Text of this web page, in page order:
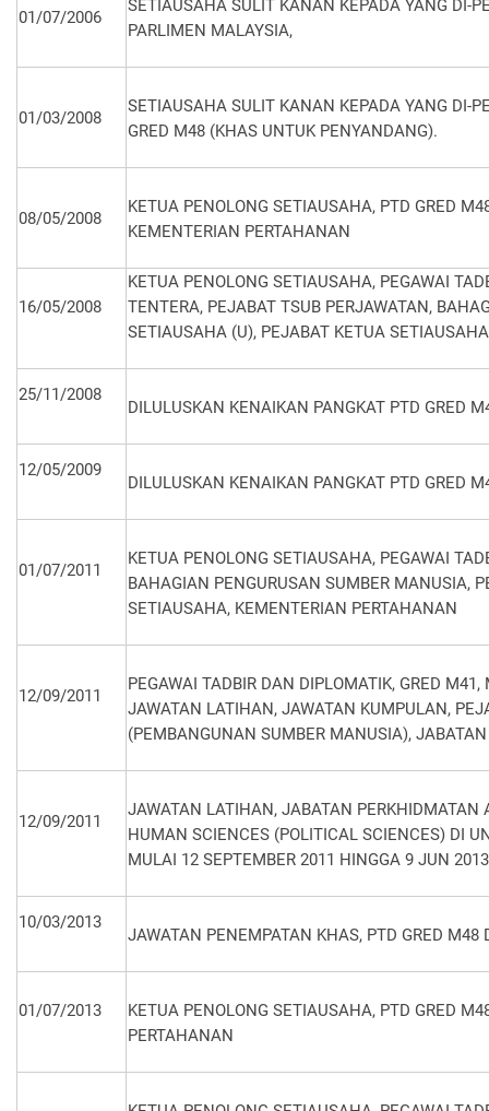
01/07/2006
SETIAUSAHA SULIT KANAN KEPADA YANG DI-
PARLIMEN MALAYSIA,
01/03/2008
SETIAUSAHA SULIT KANAN KEPADA YANG DI-
GRED M48 (KHAS UNTUK PENYANDANG).
08/05/2008
KETUA PENOLONG SETIAUSAHA, PTD GRED
KEMENTERIAN PERTAHANAN
16/05/2008
KETUA PENOLONG SETIAUSAHA, PEGAWAI
TENTERA, PEJABAT TSUB PERJAWATAN,
SETIAUSAHA (U), PEJABAT KETUA
25/11/2008
DILULUSKAN KENAIKAN PANGKAT PTD GRED
12/05/2009
DILULUSKAN KENAIKAN PANGKAT PTD GRED
01/07/2011
KETUA PENOLONG SETIAUSAHA, PEGAWAI
BAHAGIAN PENGURUSAN SUMBER MANUSIA,
SETIAUSAHA, KEMENTERIAN PERTAHANAN
12/09/2011
PEGAWAI TADBIR DAN DIPLOMATIK, GRED
JAWATAN LATIHAN, JAWATAN KUMPULAN,
(PEMBANGUNAN SUMBER MANUSIA),
12/09/2011
JAWATAN LATIHAN, JABATAN PERKHIDMATAN
HUMAN SCIENCES (POLITICAL SCIENCES) DI
MULAI 12 SEPTEMBER 2011 HINGGA 9 JUN 2013
10/03/2013
JAWATAN PENEMPATAN KHAS, PTD GRED
01/07/2013
KETUA PENOLONG SETIAUSAHA, PTD GRED
PERTAHANAN